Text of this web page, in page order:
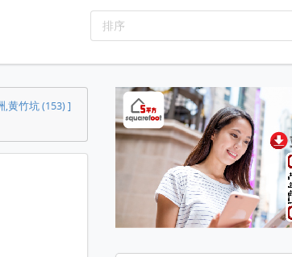
排序
,黄竹坑 (153) ]